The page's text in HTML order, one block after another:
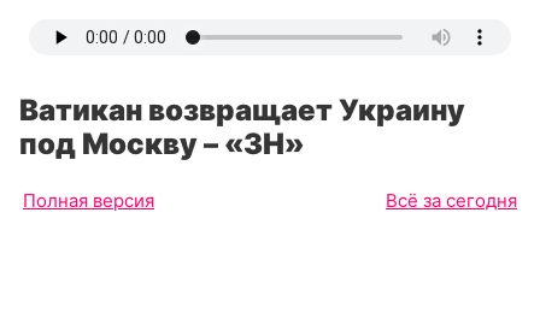
Ватикан возвращает Украину
под Москву – «ЗН»
Полная версия Всё за сегодня